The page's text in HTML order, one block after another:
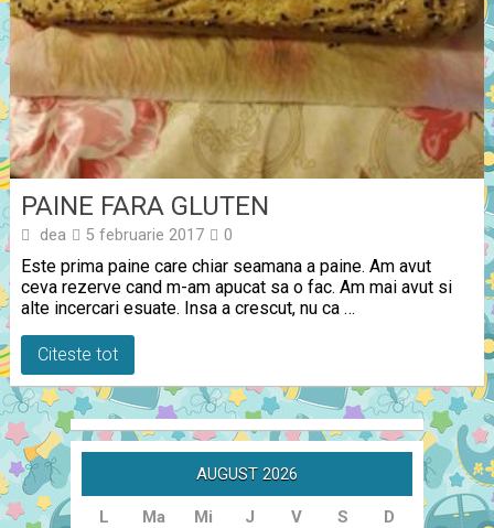
PAINE FARA GLUTEN
dea 5 februarie 2017 0
Este prima paine care chiar seamana a paine. Am avut
ceva rezerve cand m-am apucat sa o fac. Am mai avut si
alte incercari esuate. Insa a crescut, nu ca …
Citeste tot
AUGUST 2026
L Ma Mi J V S D